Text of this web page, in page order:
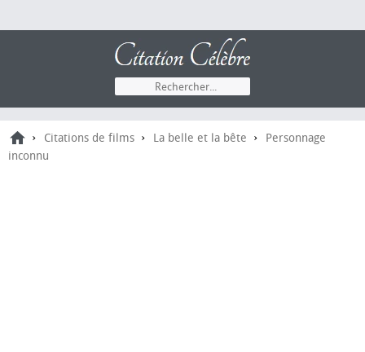
› Citations de films › La belle et la bête ›
Personnage
inconnu